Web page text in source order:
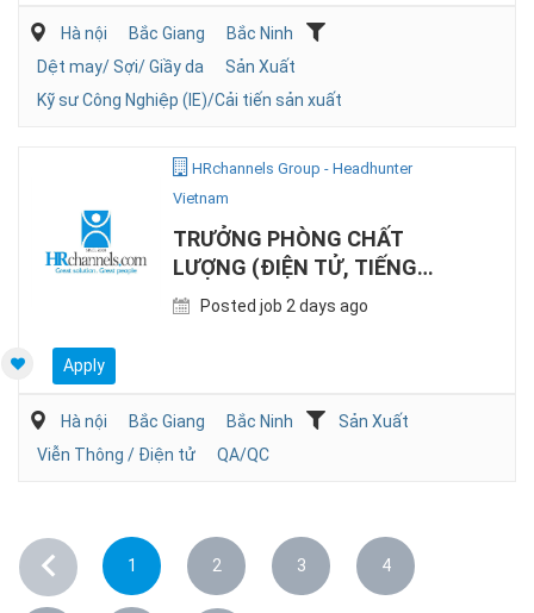
Hà nội Bắc Giang
Bắc Ninh
Dệt may/ Sợi/ Giầy da
Sản Xuất
Kỹ sư Công Nghiệp (IE)/Cải tiến sản xuất
HRchannels Group - Headhunter
Vietnam
TRƯỞNG PHÒNG CHẤT
LƯỢNG (ĐIỆN TỬ, TIẾNG
TRUNG)
Posted job 2 days ago
Apply
Hà nội Bắc Giang Bắc Ninh
Sản Xuất
Viễn Thông / Điện tử
QA/QC
1 2 3 4